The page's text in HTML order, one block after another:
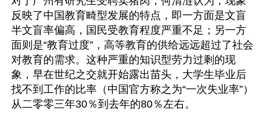
反映了中国教育畸型发展的特点，即一方面是文盲
半文盲率偏高，国民受教育程度严重不足；另一方
面则是“教育过度”，高等教育的供给远远超过了社会
对教育的需求。这种严重的知识型劳力过剩的现
象，早在世纪之交就开始露出苗头，大学生毕业后
找不到工作的比率（中国官方称之为“一次失业率”）
从二零零三年30％到去年的80％左右。